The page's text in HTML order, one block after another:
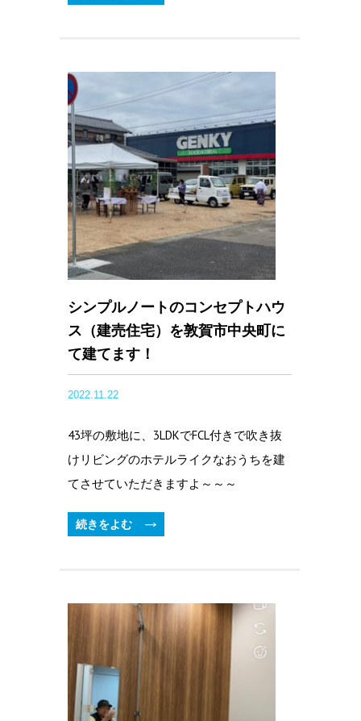
シンプルノートのコンセプトハウ
ス（建売住宅）を敦賀市中央町に
て建てます！
2022.11.22
43坪の敷地に、3LDKでFCL付きで吹き抜
けリビングのホテルライクなおうちを建
てさせていただきますよ～～～
続きをよむ